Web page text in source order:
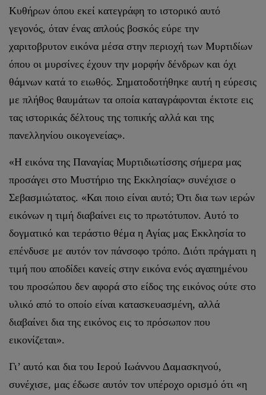
Κυθήρων όπου εκεί κατεγράφη το ιστορικό αυτό
γεγονός, όταν ένας απλούς βοσκός εύρε την
χαριτοβρυτον εικόνα μέσα στην περιοχή των Μυρτιδίων
όπου οι μυρσίνες έχουν την μορφήν δένδρων και όχι
θάμνων κατά το ειωθός. Σηματοδοτήθηκε αυτή η εύρεσις
με πλήθος θαυμάτων τα οποία καταγράφονται έκτοτε εις
τας ιστορικάς δέλτους της τοπικής αλλά και της
πανελληνίου οικογενείας».
«Η εικόνα της Παναγίας Μυρτιδιωτίσσης σήμερα μας
προσάγει στο Μυστήριο της Εκκλησίας» συνέχισε ο
Σεβασμιώτατος. «Και ποιο είναι αυτό; Ότι δια των ιερών
εικόνων η τιμή διαβαίνει εις το πρωτότυπον. Αυτό το
δογματικό και τεράστιο θέμα η Αγίας μας Εκκλησία το
επένδυσε με αυτόν τον πάνσοφο τρόπο. Διότι πράγματι η
τιμή που αποδίδει κανείς στην εικόνα ενός αγαπημένου
του προσώπου δεν αφορά στο είδος της εικόνος ούτε στο
υλικό από το οποίο είναι κατασκευασμένη, αλλά
διαβαίνει δια της εικόνος εις το πρόσωπον που
εικονίζεται».
Γι’ αυτό και δια του Ιερού Ιωάννου Δαμασκηνού,
συνέχισε, μας έδωσε αυτόν τον υπέροχο ορισμό ότι «η